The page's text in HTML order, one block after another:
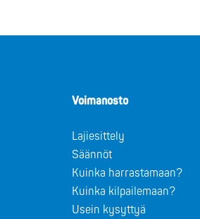
Voimanosto
Lajiesittely
Säännöt
Kuinka harrastamaan?
Kuinka kilpailemaan?
Usein kysyttyä